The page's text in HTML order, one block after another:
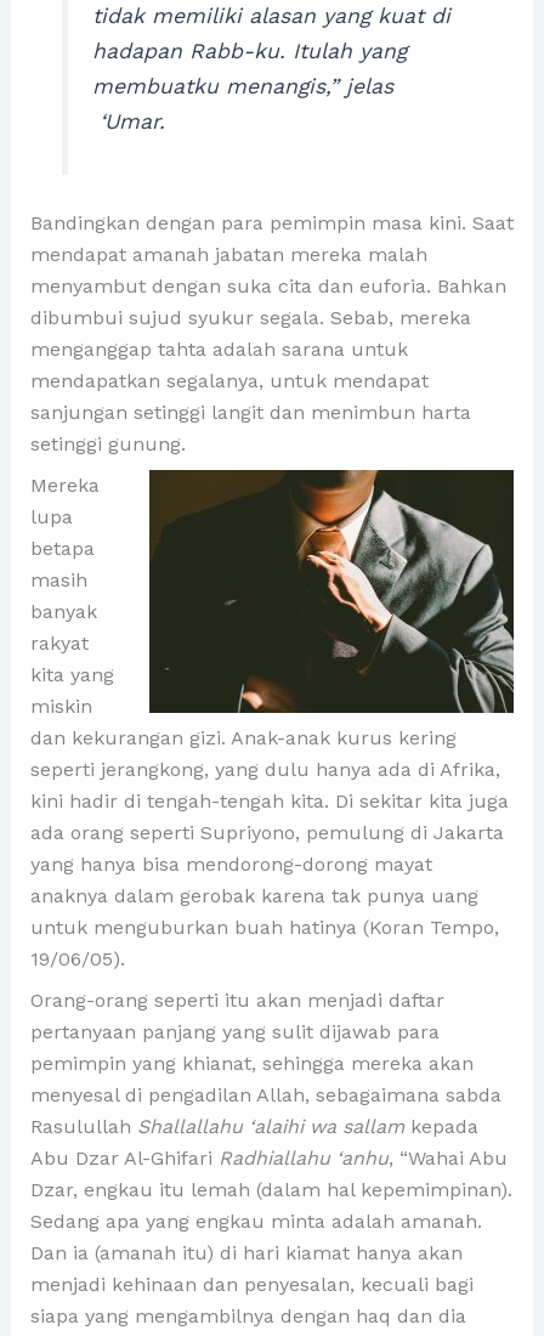
tidak memiliki alasan yang kuat di
hadapan Rabb-ku. Itulah yang
membuatku menangis,” jelas
‘Umar.
Bandingkan dengan para pemimpin masa kini. Saat
mendapat amanah jabatan mereka malah
menyambut dengan suka cita dan euforia. Bahkan
dibumbui sujud syukur segala. Sebab, mereka
menganggap tahta adalah sarana untuk
mendapatkan segalanya, untuk mendapat
sanjungan setinggi langit dan menimbun harta
setinggi gunung.
Mereka
lupa
betapa
masih
banyak
rakyat
kita yang
miskin
dan kekurangan gizi. Anak-anak kurus kering
seperti jerangkong, yang dulu hanya ada di Afrika,
kini hadir di tengah-tengah kita. Di sekitar kita juga
ada orang seperti Supriyono, pemulung di Jakarta
yang hanya bisa mendorong-dorong mayat
anaknya dalam gerobak karena tak punya uang
untuk menguburkan buah hatinya (Koran Tempo,
19/06/05).
Orang-orang seperti itu akan menjadi daftar
pertanyaan panjang yang sulit dijawab para
pemimpin yang khianat, sehingga mereka akan
menyesal di pengadilan Allah, sebagaimana sabda
Rasulullah Shallallahu ‘alaihi wa sallamkepada
Abu Dzar Al-Ghifari Radhiallahu ‘anhu, “Wahai Abu
Dzar, engkau itu lemah (dalam hal kepemimpinan).
Sedang apa yang engkau minta adalah amanah.
Dan ia (amanah itu) di hari kiamat hanya akan
menjadi kehinaan dan penyesalan, kecuali bagi
siapa yang mengambilnya dengan haq dan dia